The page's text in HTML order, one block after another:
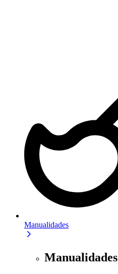
Manualidades
Manualidades